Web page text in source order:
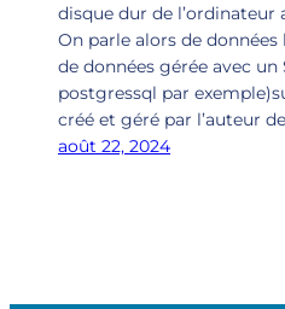
disque dur de l’ordinateur
On parle alors de données
de données gérée avec un
postgressql par
créé et géré par l’auteur
août 22, 2024